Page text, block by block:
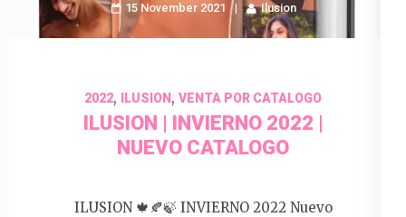
15 November 2021 Ilusion
2022, ILUSION , VENTA POR CATALOGO
ILUSION | INVIERNO 2022 |
NUEVO CATALOGO
ILUSION 🍁🍂🍃 INVIERNO 2022 Nuevo